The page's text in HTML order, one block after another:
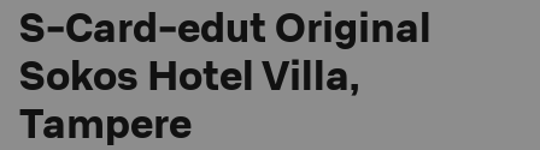
S-Card-edut Original
Sokos Hotel Villa,
Tampere